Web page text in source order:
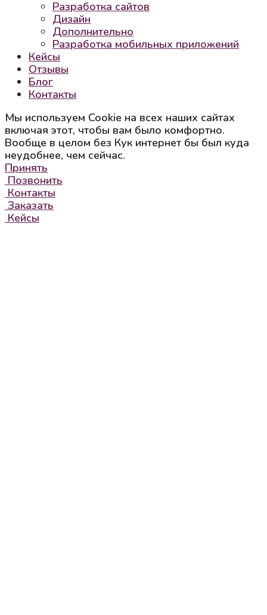
Разработка сайтов
Дизайн
Дополнительно
Разработка мобильных приложений
Кейсы
Отзывы
Блог
Контакты
Мы используем Cookie на всех наших сайтах
включая этот, чтобы вам было комфортно.
Вообще в целом без Кук интернет бы был куда
неудобнее, чем сейчас.
Принять
Позвонить
Контакты
Заказать
Кейсы